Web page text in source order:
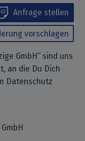
Anfrage stellen
vorschlagen
GmbH“ sind uns
an die Du Dich
Datenschutz